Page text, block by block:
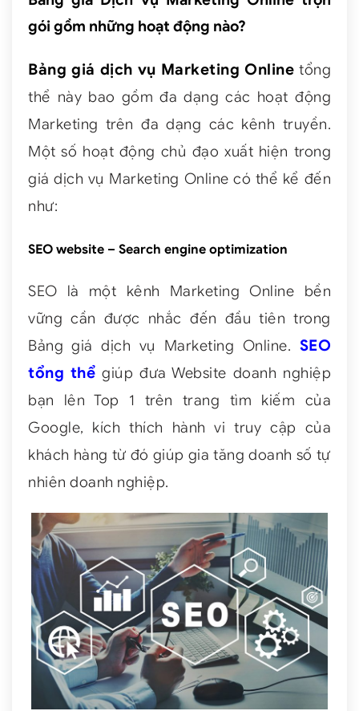
gói gồm những hoạt động nào?
Bảng giá dịch vụ Marketing Online tổng
thể này bao gồm đa dạng các hoạt động
Marketing trên đa dạng các kênh truyền.
Một số hoạt động chủ đạo xuất hiện trong
giá dịch vụ Marketing Online có thể kể đến
như:
SEO website – Search engine optimization
SEO là một kênh Marketing Online bền
vững cần được nhắc đến đầu tiên trong
Bảng giá dịch vụ Marketing Online. SEO
tổng thể giúp đưa Website doanh nghiệp
bạn lên Top 1 trên trang tìm kiếm của
Google, kích thích hành vi truy cập của
khách hàng từ đó giúp gia tăng doanh số tự
nhiên doanh nghiệp.